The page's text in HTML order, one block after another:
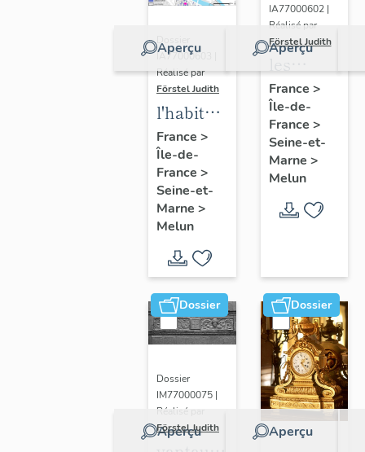
Aperçu
Dossier
IA77000603 |
Réalisé par
Förstel Judith
l'habitat
à Melun
France >
Île-de-
France >
Seine-et-
Marne >
Melun
Aperçu
IA77000602 |
Réalisé par
Förstel Judith
écoles
de
Melun
France >
Île-de-
France >
Seine-et-
Marne >
Melun
Dossier
Aperçu
Dossier
IM77000075 |
Réalisé par
Förstel Judith
Dossier
Aperçu